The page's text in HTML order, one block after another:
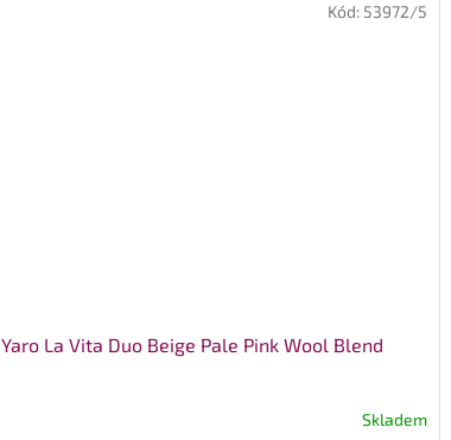
Yaro La Vita Duo Beige Pale Pink Wool Blend
Skladem
Kód: 53972/5